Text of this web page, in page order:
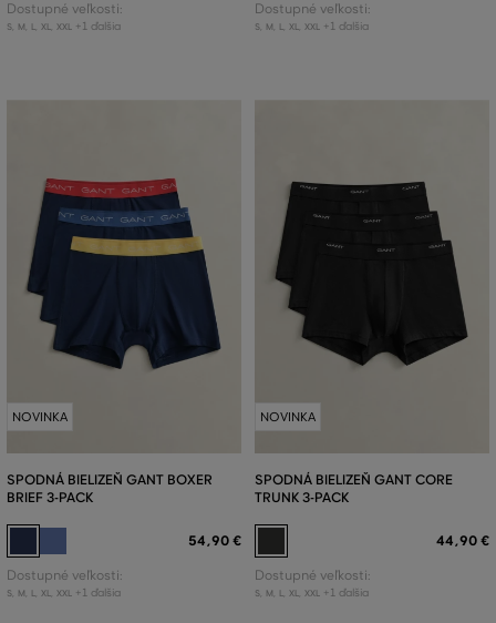
Dostupné veľkosti:
S, M L XL XXL +1 ďalšia
Dostupné veľkosti:
S, M L XL XXL +1 ďalšia
NOVINKA
SPODNÁ BIELIZEŇ GANT BOXER
BRIEF 3-PACK
54,90 €
Dostupné veľkosti:
S, M L XL XXL +1 ďalšia
NOVINKA
SPODNÁ BIELIZEŇ GANT CORE
TRUNK 3-PACK
44,90 €
Dostupné veľkosti:
S, M L XL XXL +1 ďalšia